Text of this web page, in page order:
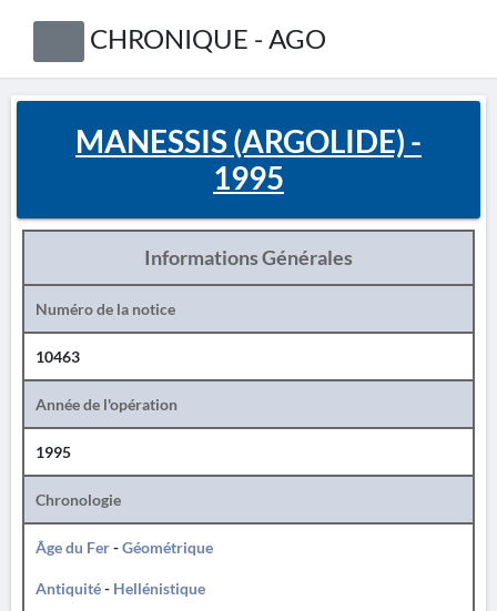
CHRONIQUE - AGO
MANESSIS (ARGOLIDE) -
1995
Informations Générales
Numéro de la notice
10463
Année de l'opération
1995
Chronologie
Âge du Fer-Géométrique
Antiquité- Hellénistique